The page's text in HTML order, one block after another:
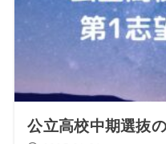
公立高校中期選抜